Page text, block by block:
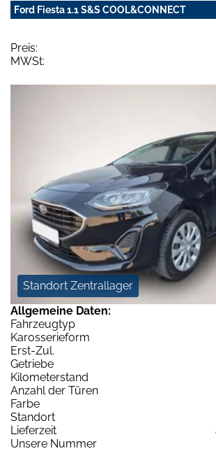
Ford Fiesta 1.1 S&S COOL&CONNECT
Preis:
MWSt:
Standort Zentrallager
Allgemeine Daten:
Fahrzeugtyp
Karosserieform
Erst-Zul.
Getriebe
Kilometerstand
Anzahl der Türen
Farbe
Standort
Lieferzeit
Unsere Nummer